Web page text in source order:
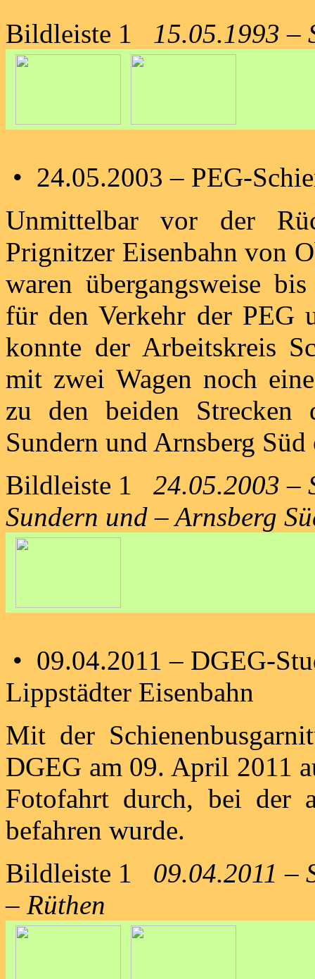
Bildleiste 1 15.05.1993 –
• 24.05.2003 – PEG-
Unmittelbar vor der
Prignitzer Eisenbahn von
waren übergangsweise
für den Verkehr der PEG
konnte der Arbeitskreis
mit zwei Wagen noch
zu den beiden Strecken
Sundern und Arnsberg
Bildleiste 1 24.05.2003 –
Sundern und – Arnsberg
• 09.04.2011 – DGEG-
Lippstädter Eisenbahn
Mit der
DGEG am 09. April 2011
Fotofahrt durch, bei der
befahren wurde.
Bildleiste 1 09.04.2011 –
– Rüthen